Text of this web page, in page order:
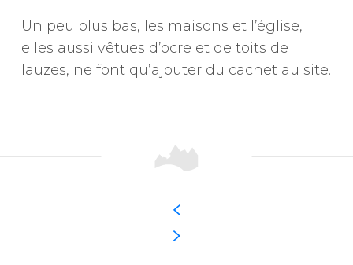
Un peu plus bas, les maisons et l’église,
elles aussi vêtues d’ocre et de toits de
lauzes, ne font qu’ajouter du cachet au site.